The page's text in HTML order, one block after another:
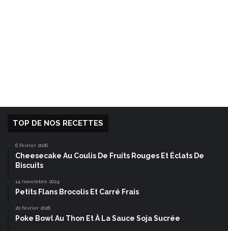
TOP DE NOS RECETTES
6 février 2026
Cheesecake Au Coulis De Fruits Rouges Et Éclats De
Biscuits
14 novembre 2024
Petits Flans Brocolis Et Carré Frais
20 février 2026
Poke Bowl Au Thon Et À La Sauce Soja Sucrée